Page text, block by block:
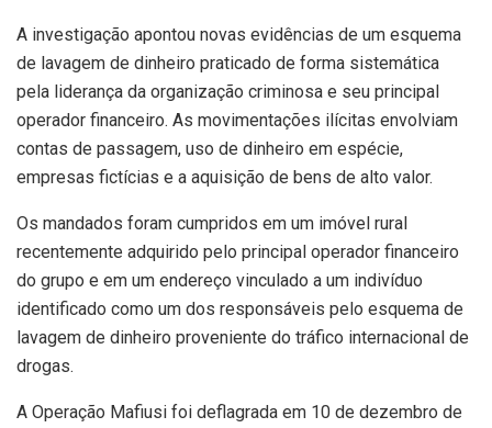
A investigação apontou novas evidências de um esquema
de lavagem de dinheiro praticado de forma sistemática
pela liderança da organização criminosa e seu principal
operador financeiro. As movimentações ilícitas envolviam
contas de passagem, uso de dinheiro em espécie,
empresas fictícias e a aquisição de bens de alto valor.
Os mandados foram cumpridos em um imóvel rural
recentemente adquirido pelo principal operador financeiro
do grupo e em um endereço vinculado a um indivíduo
identificado como um dos responsáveis pelo esquema de
lavagem de dinheiro proveniente do tráfico internacional de
drogas.
A Operação Mafiusi foi deflagrada em 10 de dezembro de